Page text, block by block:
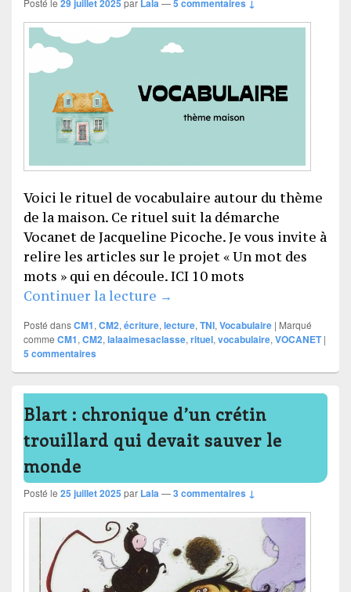
Posté le 29 juillet 2025 par Lala—5 commentaires ↓
Voici le rituel de vocabulaire autour du thème
de la maison. Ce rituel suit la démarche
Vocanet de Jacqueline Picoche. Je vous invite à
relire les articles sur le projet « Un mot des
mots » qui en découle. ICI 10 mots
Continuer la lecture Rituel vocabulaire : la
→
Posté dansCM1, CM2, écriture, lecture, TNI, Vocabulaire | Marqué
comme CM1, CM2, lalaaimesaclasse, rituel, vocabulaire, VOCANET |
5 commentaires
Blart : chronique d’un crétin
trouillard qui devait sauver le
monde
Posté le 25 juillet 2025 par Lala—3 commentaires ↓